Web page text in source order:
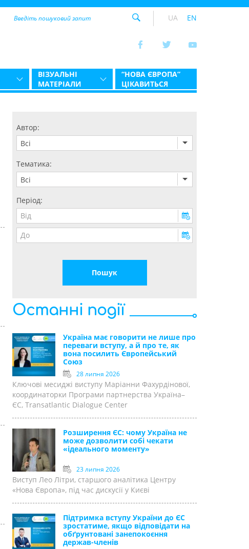
UA EN
ВІЗУАЛЬНІ
МАТЕРІАЛИ
“НОВА ЄВРОПА”
ЦІКАВИТЬСЯ
Автор:
Всі
Тематика:
Всі
Період:
Останні події
Україна має говорити не лише про
переваги вступу, а й про те, як
вона посилить Європейський
Союз
28 липня 2026
Ключові месиджі виступу Маріанни Фахурдінової,
координаторки Програми партнерства Україна–
ЄС, Transatlantic Dialogue Center
Розширення ЄС: чому Україна не
може дозволити собі чекати
«ідеального моменту»
23 липня 2026
Виступ Лео Літри, старшого аналітика Центру
«Нова Європа», під час дискусії у Києві
Підтримка вступу України до ЄС
зростатиме, якщо відповідати на
обґрунтовані занепокоєння
держав-членів